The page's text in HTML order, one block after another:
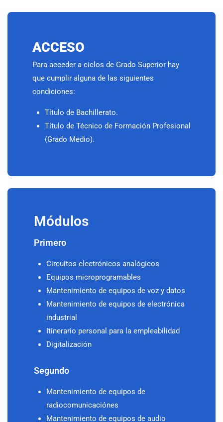
ACCESO
Para acceder a ciclos de Grado Superior hay
que cumplir alguna de las siguientes
condiciones:
Título de Bachillerato.
Título de Técnico de Formación Profesional
(Grado Medio).
Módulos
Primero
Circuitos electrónicos analógicos
Equipos microprogramables
Mantenimiento de equipos de voz y datos
Mantenimiento de equipos de electrónica
industrial
Itinerario personal para la empleabilidad
Digitalización
Segundo
Mantenimiento de equipos de
radiocomunicaciónes
Mantenimiento de equipos de audio